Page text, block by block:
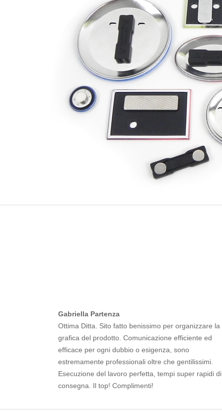
Gabriella Partenza
Ottima Ditta. Sito fatto benissimo per organizzare la
grafica del prodotto. Comunicazione efficiente ed
efficace per ogni dubbio o esigenza, sono
estremamente professionali oltre che gentilissimi.
Esecuzione del lavoro perfetta, tempi super rapidi di
consegna. Il top! Complimenti!